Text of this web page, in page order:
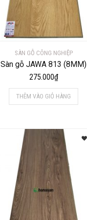
SÀN GỖ CÔNG NGHIỆP
Sàn gỗ JAWA 813 (8MM)
275.000₫
THÊM VÀO GIỎ HÀNG